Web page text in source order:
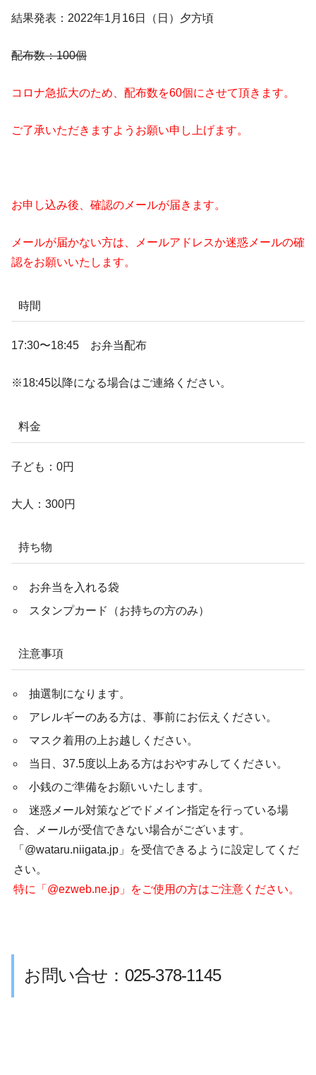
結果発表：2022年1月16日（日）夕方頃
配布数：100個
コロナ急拡大のため、配布数を60個にさせて頂きます。
ご了承いただきますようお願い申し上げます。
お申し込み後、確認のメールが届きます。
メールが届かない方は、メールアドレスか迷惑メールの確
認をお願いいたします。
時間
17:30〜18:45 お弁当配布
※18:45以降になる場合はご連絡ください。
料金
子ども：0円
大人：300円
持ち物
お弁当を入れる袋
スタンプカード（お持ちの方のみ）
注意事項
抽選制になります。
アレルギーのある方は、事前にお伝えください。
マスク着用の上お越しください。
当日、37.5度以上ある方はおやすみしてください。
小銭のご準備をお願いいたします。
迷惑メール対策などでドメイン指定を行っている場
合、メールが受信できない場合がございます。
「@wataru.niigata.jp」を受信できるように設定してくだ
さい。
特に「@ezweb.ne.jp」をご使用の方はご注意ください。
お問い合せ：025-378-1145